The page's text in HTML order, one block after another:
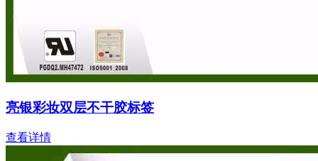
亮银彩妆双层不干胶标签
查看详情